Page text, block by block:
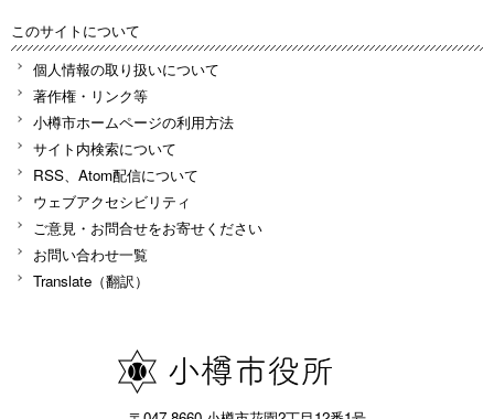
このサイトについて
個人情報の取り扱いについて
著作権・リンク等
小樽市ホームページの利用方法
サイト内検索について
RSS、Atom配信について
ウェブアクセシビリティ
ご意見・お問合せをお寄せください
お問い合わせ一覧
Translate（翻訳）